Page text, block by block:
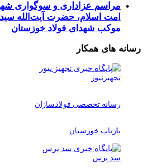
مراسم عزاداری و سوگواری
امت اسلام، حضرت آیت‌الله
موکب شهدای فولاد خوزستان
رسانه های همکار
تجهیزنیوز
رسانه تخصصی فولادسازان
بازتاب خوزستان
سد پرس